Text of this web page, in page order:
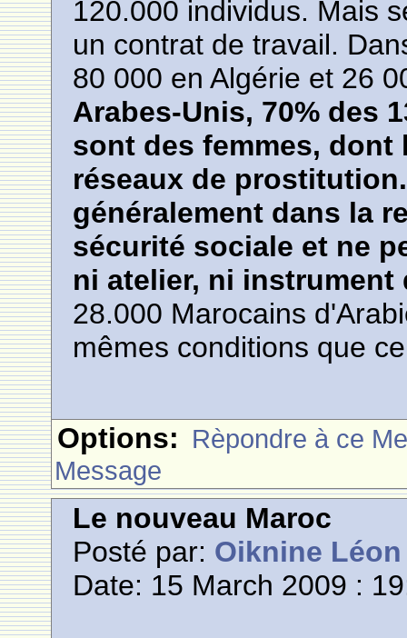
120.000 individus. Mais
un contrat de travail.
80 000 en Algérie et 26
Arabes-Unis, 70% des
sont des femmes,
réseaux de
généralement dans la
sécurité sociale et ne
ni atelier, ni
28.000 Marocains
mêmes conditions que
Options: Rèpondre à ce
Message
Le nouveau Maroc
Posté par: Oiknine Léon
Date: 15 March 2009 :